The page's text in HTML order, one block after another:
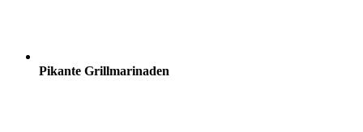
Pikante Grillmarinaden